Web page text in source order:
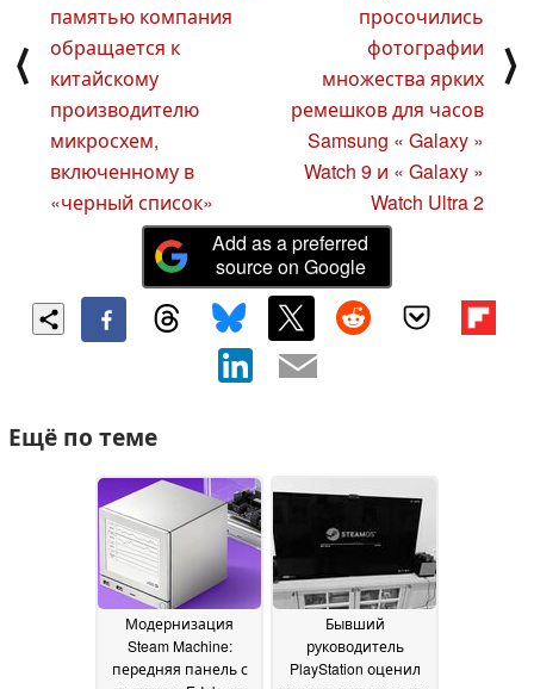
⟨
памятью компания
обращается к
китайскому
производителю
микросхем,
включенному в
«черный список»
просочились
фотографии
множества ярких
ремешков для часов
Samsung « Galaxy »
Watch 9 и « Galaxy »
Watch Ultra 2
⟩
Add as a preferred
source on Google
Ещё по теме
Модернизация
Steam Machine:
передняя панель с
Бывший
руководитель
PlayStation оценил